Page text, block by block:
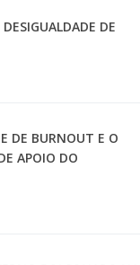
DE
DE BURNOUT E O
APOIO DO